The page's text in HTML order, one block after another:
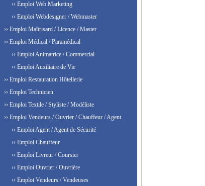
›› Emploi Web Marketing
›› Emploi Webdesigner / Webmaster
›› Emploi Maîtrisard / Licence / Master
›› Emploi Médical / Paramédical
›› Emploi Animatrice / Commercial
›› Emploi Auxiliaire de Vie
›› Emploi Restauration Hôtellerie
›› Emploi Technicien
›› Emploi Textile / Styliste / Modéliste
›› Emploi Vendeurs / Ouvrier / Chauffeur / Agent
›› Emploi Agent / Agent de Sécurité
›› Emploi Chauffeur
›› Emploi Livreur / Coursier
›› Emploi Ouvrier / Ouvrière
›› Emploi Vendeurs / Vendeuses